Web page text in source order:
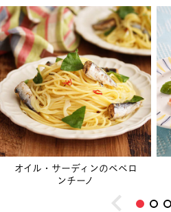
オイル・サーディンのペペロ
ンチーノ